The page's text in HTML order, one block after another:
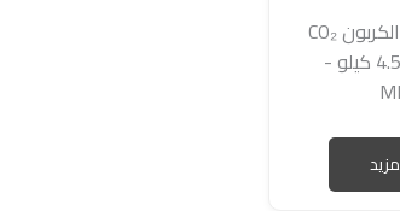
طفاية حريق ثاني اكسيد الكربون CO₂
محمولة - 10 باوند - 4.54 كيلو -